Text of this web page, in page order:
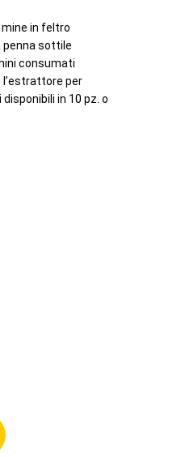
in feltro
penna sottile
consumati
per
in 10 pz. o